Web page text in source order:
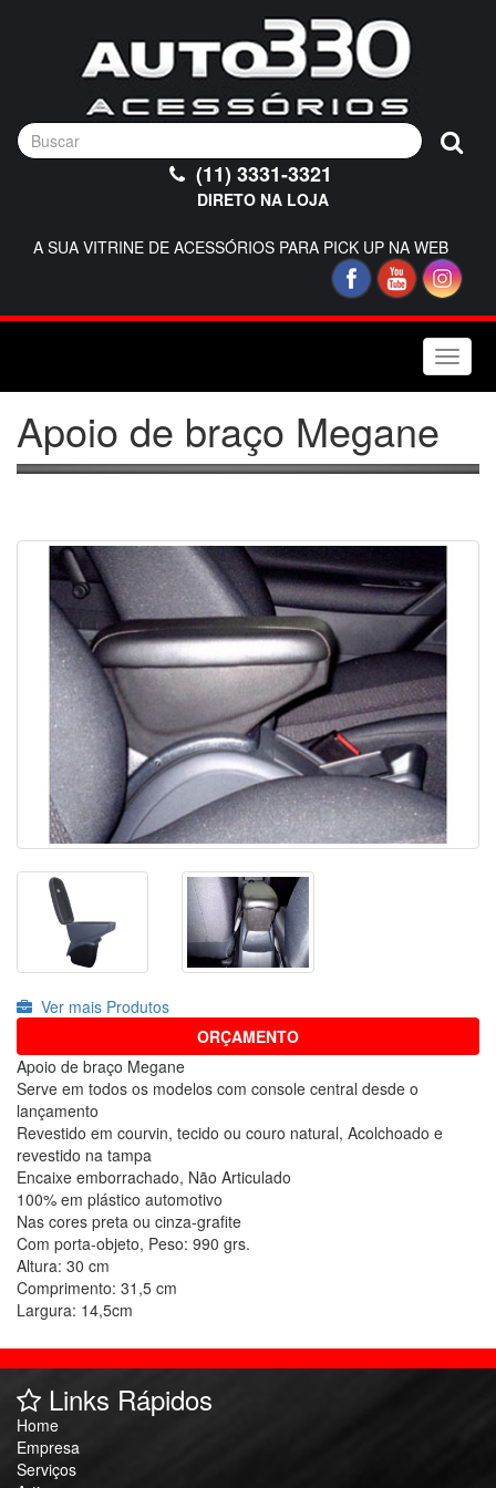
(11) 3331-3321
DIRETO NA LOJA
A SUA VITRINE DE ACESSÓRIOS PARA PICK UP NA WEB
Toggle
Apoio de braço Megane
Ver mais Produtos
ORÇAMENTO
Apoio de braço Megane
Serve em todos os modelos com console central desde o
lançamento
Revestido em courvin, tecido ou couro natural, Acolchoado e
revestido na tampa
Encaixe emborrachado, Não Articulado
100% em plástico automotivo
Nas cores preta ou cinza-grafite
Com porta-objeto, Peso: 990 grs.
Altura: 30 cm
Comprimento: 31,5 cm
Largura: 14,5cm
Links Rápidos
Home
Empresa
Serviços